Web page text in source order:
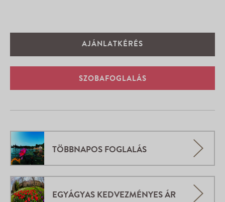
AJÁNLATKÉRÉS
SZOBAFOGLALÁS
TÖBBNAPOS FOGLALÁS
EGYÁGYAS KEDVEZMÉNYES ÁR